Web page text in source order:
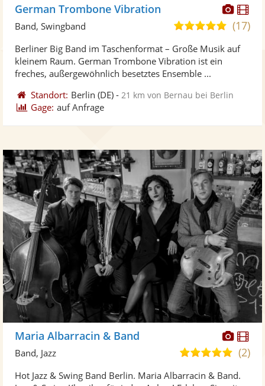
Fotos
German Trombone Vibration
5,0
5
(17)
Band, Swingband
Berliner Big Band im Taschenformat – Große Musik auf
kleinem Raum. German Trombone Vibration ist ein
freches, außergewöhnlich besetztes Ensemble ...
Standort: Berlin (DE) - 21 km von Bernau bei Berlin
Gage: auf Anfrage
Fotos
Maria Albarracin & Band
5,0
5
(2)
Band, Jazz
Hot Jazz & Swing Band Berlin. Maria Albarracin & Band.